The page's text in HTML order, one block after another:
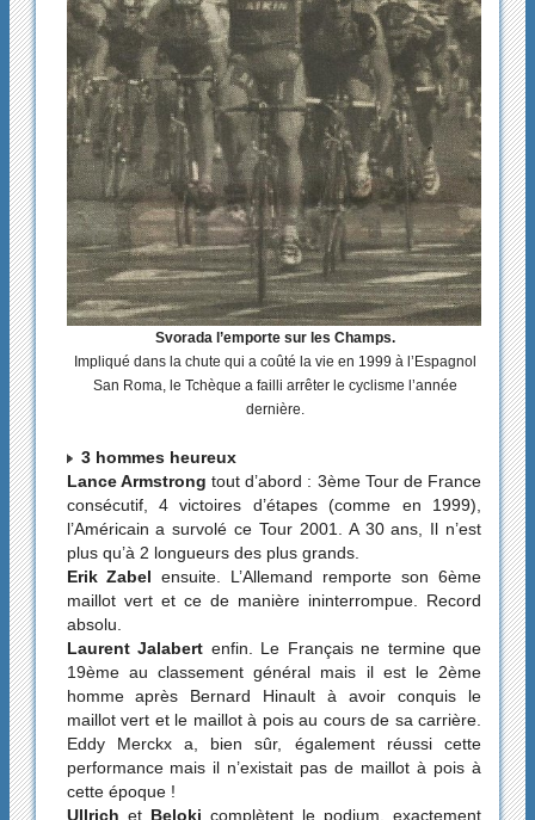
Svorada l’emporte sur les Champs.
Impliqué dans la chute qui a coûté la vie en 1999 à l’Espagnol
San Roma, le Tchèque a failli arrêter le cyclisme l’année
dernière.
3 hommes heureux
Lance Armstrong tout d’abord : 3ème Tour de France
consécutif, 4 victoires d’étapes (comme en 1999),
l’Américain a survolé ce Tour 2001. A 30 ans, Il n’est
plus qu’à 2 longueurs des plus grands.
Erik Zabel ensuite. L’Allemand remporte son 6ème
maillot vert et ce de manière ininterrompue. Record
absolu.
Laurent Jalabert enfin. Le Français ne termine que
19ème au classement général mais il est le 2ème
homme après Bernard Hinault à avoir conquis le
maillot vert et le maillot à pois au cours de sa carrière.
Eddy Merckx a, bien sûr, également réussi cette
performance mais il n’existait pas de maillot à pois à
cette époque !
Ullrich et Beloki complètent le podium, exactement